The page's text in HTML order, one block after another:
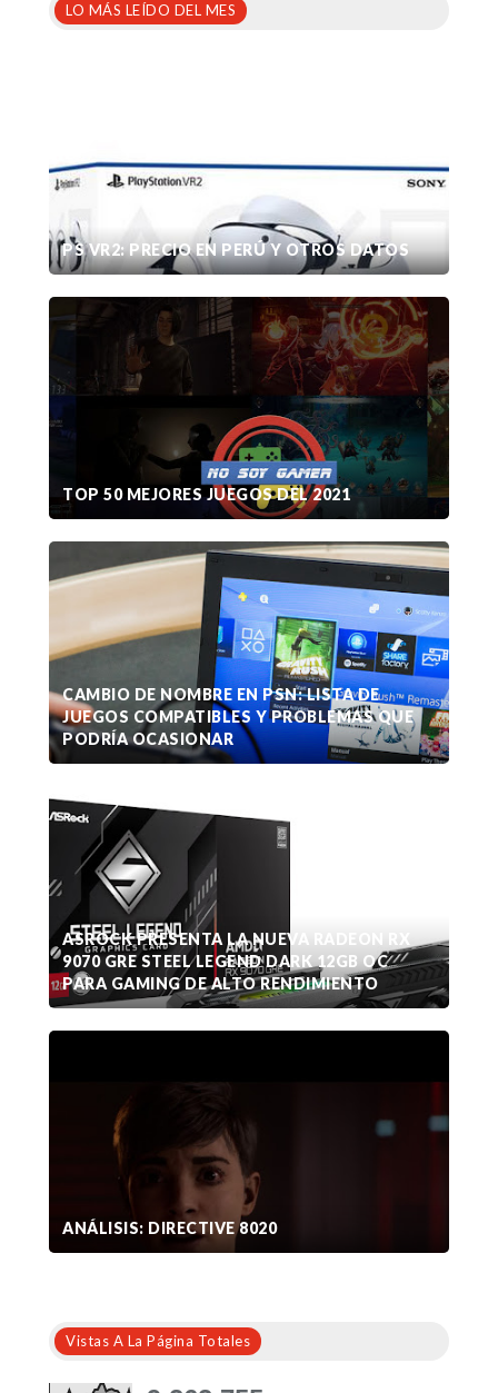
LO MÁS LEÍDO DEL MES
PS VR2: PRECIO EN PERÚ Y OTROS DATOS
TOP 50 MEJORES JUEGOS DEL 2021
CAMBIO DE NOMBRE EN PSN: LISTA DE
JUEGOS COMPATIBLES Y PROBLEMAS QUE
PODRÍA OCASIONAR
ASROCK PRESENTA LA NUEVA RADEON RX
9070 GRE STEEL LEGEND DARK 12GB OC
PARA GAMING DE ALTO RENDIMIENTO
ANÁLISIS: DIRECTIVE 8020
Vistas A La Página Totales